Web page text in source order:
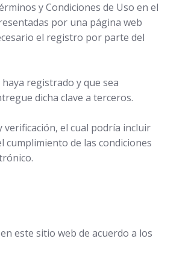
y Condiciones de Uso en el
por una página web
el registro por parte del
registrado y que sea
dicha clave a terceros.
verificación, el cual podría incluir
cumplimiento de las condiciones
este sitio web de acuerdo a los